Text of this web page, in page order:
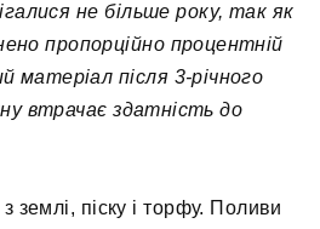
не більше року, так як
пропорційно процентній
матеріал після 3-річного
втрачає здатність до
землі, піску і торфу. Поливи